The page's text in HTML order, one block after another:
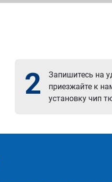
2
Запишитесь на
приезжайте к
установку чип